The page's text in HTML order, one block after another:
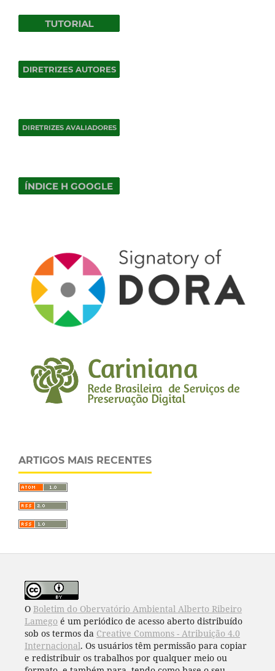
ARTIGOS MAIS RECENTES
O Boletim do Obervatório Ambiental Alberto Ribeiro
Lamego é um periódico de acesso aberto distribuído
sob os termos da Creative Commons - Atribuição 4.0
Internacional. Os usuários têm permissão para copiar
e redistribuir os trabalhos por qualquer meio ou